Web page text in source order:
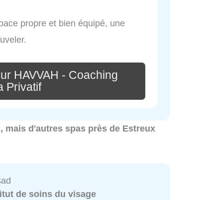
propre et bien équipé, une
HAVVAH - Coaching
Privatif
mais d'autres spas près de Estreux
de soins du visage